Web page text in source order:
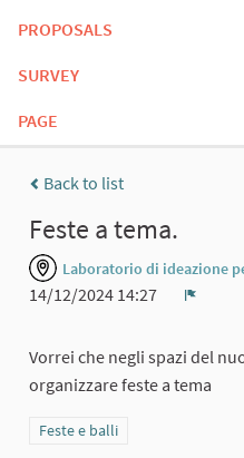
PROPOSALS
SURVEY
PAGE
Back to list
Feste a tema.
Laboratorio di ideazione
14/12/2024 14:27
Vorrei che negli spazi del
organizzare feste a tema
Filter results for category:
Feste e balli